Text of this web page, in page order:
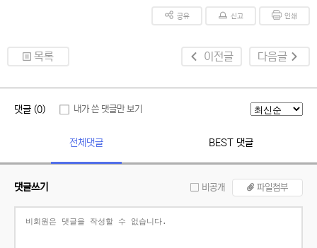
공유 신고 인쇄
목록 이전글 다음글
댓글 (0) 내가 쓴 댓글만 보기
전체댓글 BEST 댓글
댓글쓰기 비공개 파일첨부